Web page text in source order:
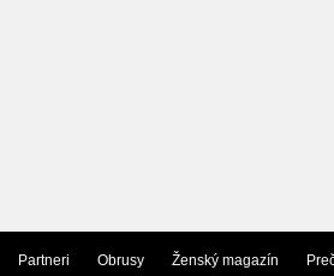
Partneri Obrusy Ženský magazín